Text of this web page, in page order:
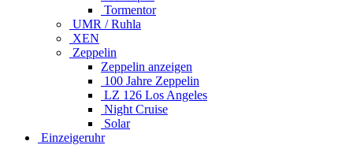
Tormentor
UMR / Ruhla
XEN
Zeppelin
Zeppelin anzeigen
100 Jahre Zeppelin
LZ 126 Los Angeles
Night Cruise
Solar
Einzeigeruhr